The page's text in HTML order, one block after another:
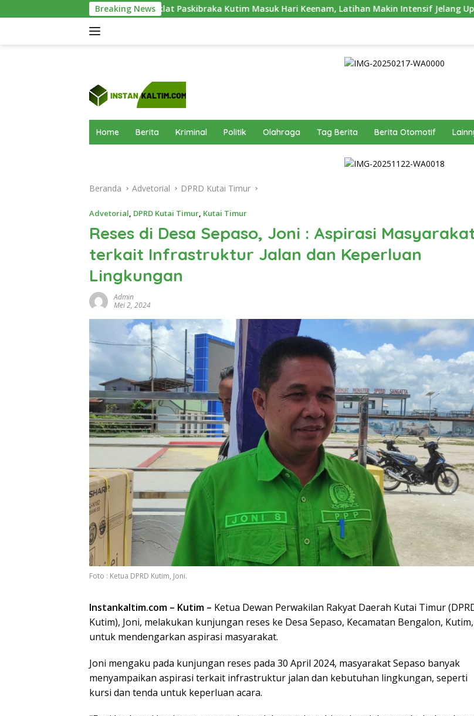
ke
Breaking News
Pusdiklat Paskibraka Kutim Masuk Hari Keenam, Latihan Makin Intensif Jelang Upacara 17 Agustus
Home Berita Kriminal Politik Olahraga Tag Berita Berita Otomotif
Beranda Advetorial DPRD Kutai Timur
Advetorial DPRD Kutai Timur Kutai Timur
Reses di Desa Sepaso, Joni : Aspirasi
terkait Infrastruktur Jalan dan Keperluan
Lingkungan
Admin
Mei 2, 2024
Foto : Ketua DPRD Kutim, Joni.
Instankaltim.com – Kutim – Ketua Dewan Perwakilan Rakyat Daerah Kutai Timur
Kutim), Joni, melakukan kunjungan reses ke Desa Sepaso, Kecamatan Bengalon, Kutim,
untuk mendengarkan aspirasi masyarakat.
Joni mengaku pada kunjungan reses pada 30 April 2024, masyarakat Sepaso banyak
menyampaikan aspirasi terkait infrastruktur jalan dan kebutuhan lingkungan, seperti
kursi dan tenda untuk keperluan acara.